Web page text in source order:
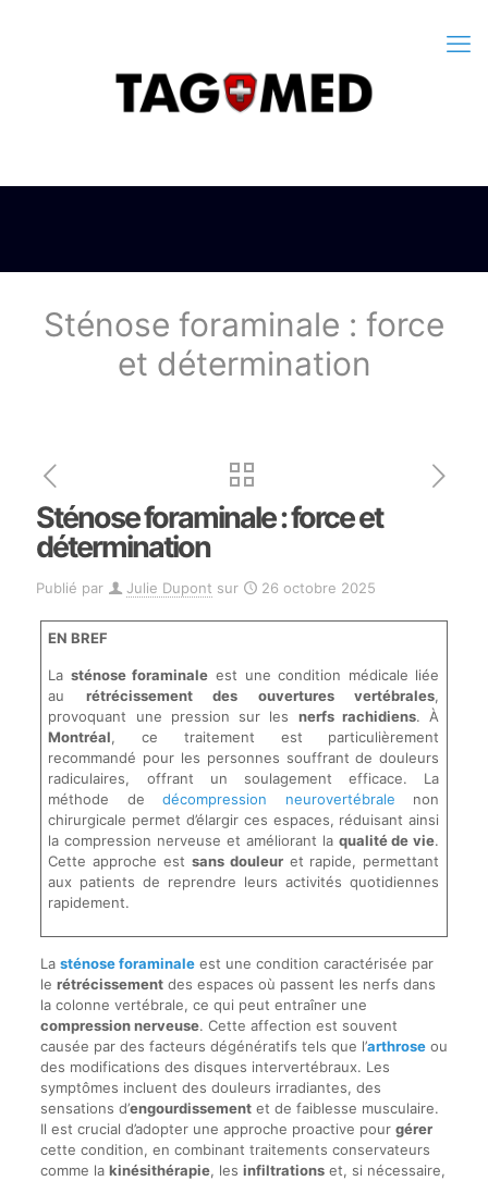
Sténose foraminale : force
et détermination
Sténose foraminale : force et
détermination
Publié par Julie Dupont sur 26 octobre 2025
EN BREF
La sténose foraminale est une condition médicale liée
au rétrécissement des ouvertures vertébrales,
provoquant une pression sur les nerfs rachidiens. À
Montréal, ce traitement est particulièrement
recommandé pour les personnes souffrant de douleurs
radiculaires, offrant un soulagement efficace. La
méthode dedécompression neurovertébrale non
chirurgicale permet d’élargir ces espaces, réduisant ainsi
la compression nerveuse et améliorant la qualité de vie.
Cette approche est sans douleuret rapide, permettant
aux patients de reprendre leurs activités quotidiennes
rapidement.
La sténose foraminaleest une condition caractérisée par
le rétrécissementdes espaces où passent les nerfs dans
la colonne vertébrale, ce qui peut entraîner une
compression nerveuse. Cette affection est souvent
causée par des facteurs dégénératifs tels que l’arthroseou
des modifications des disques intervertébraux. Les
symptômes incluent des douleurs irradiantes, des
sensations d’engourdissementet de faiblesse musculaire.
Il est crucial d’adopter une approche proactive pour gérer
cette condition, en combinant traitements conservateurs
comme la kinésithérapie, les infiltrationset, si nécessaire,